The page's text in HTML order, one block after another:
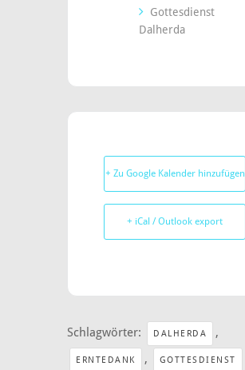
Gottesdienst
Dalherda
+ Zu Google Kalender hinzufügen
+ iCal / Outlook export
Schlagwörter: DALHERDA ,
ERNTEDANK , GOTTESDIENST